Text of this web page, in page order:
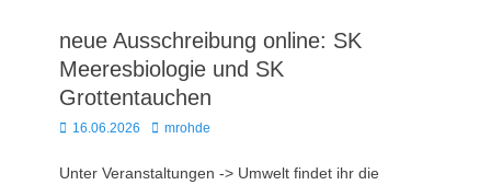
neue Ausschreibung online: SK
Meeresbiologie und SK
Grottentauchen
Posted
16.06.2026 Autor
mrohde
Unter Veranstaltungen -> Umwelt findet ihr die